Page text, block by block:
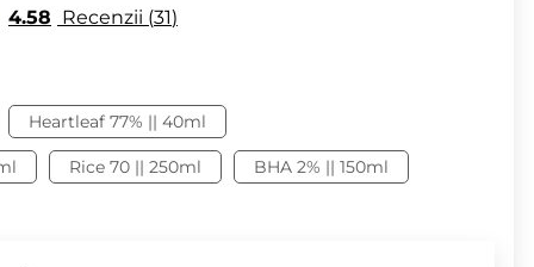
4.58 Recenzii 31
Heartleaf 77% || 40ml
Rice 70 || 250ml BHA 2% || 150ml